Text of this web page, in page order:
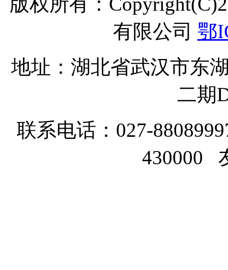
有限公司 鄂
地址：湖北省武汉市东
二期
联系电话：027-
430000